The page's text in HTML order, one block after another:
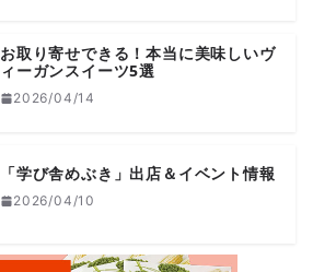
お取り寄せできる！本当に美味しいヴ
ィーガンスイーツ5選
2026/04/14
「学び舎めぶき」出店＆イベント情報
2026/04/10